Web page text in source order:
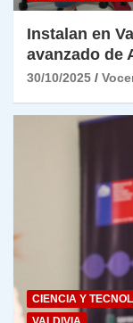
Instalan en
avanzado de
30/10/2025
CIENCIA Y